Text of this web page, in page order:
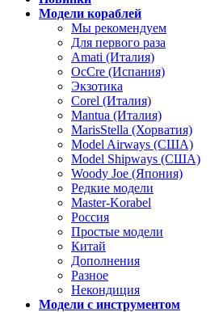
Модели кораблей
Мы рекомендуем
Для первого раза
Amati (Италия)
OcCre (Испания)
Экзотика
Corel (Италия)
Mantua (Италия)
MarisStella (Хорватия)
Model Airways (США)
Model Shipways (США)
Woody Joe (Япония)
Редкие модели
Master-Korabel
Россия
Простые модели
Китай
Дополнения
Разное
Некондиция
Модели с инструментом